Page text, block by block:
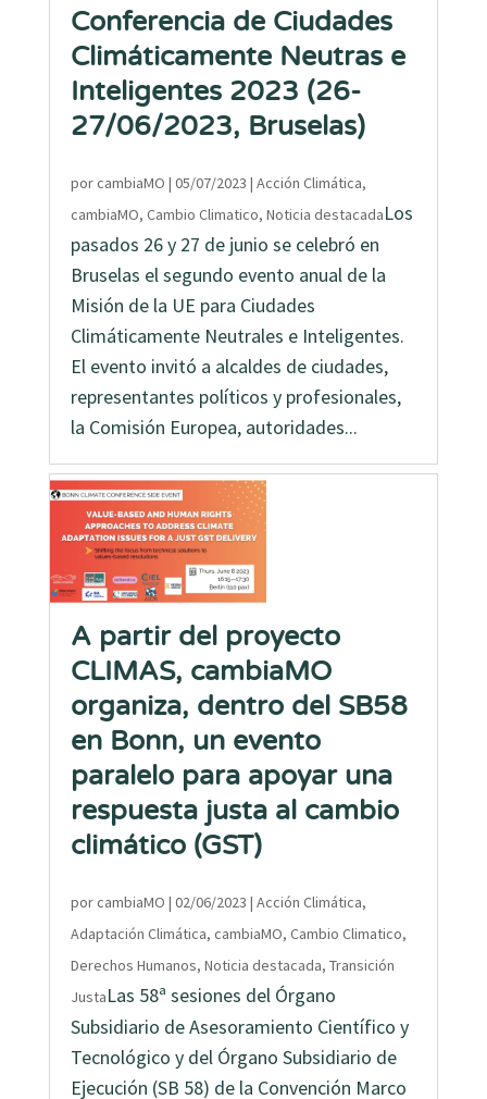
Conferencia de Ciudades
Climáticamente Neutras e
Inteligentes 2023 (26-
27/06/2023, Bruselas)
porcambiaMO | 05/07/2023 | Acción Climática,
cambiaMO, Cambio Climatico, Noticia destacadaLos
pasados 26 y 27 de junio se celebró en
Bruselas el segundo evento anual de la
Misión de la UE para Ciudades
Climáticamente Neutrales e Inteligentes.
El evento invitó a alcaldes de ciudades,
representantes políticos y profesionales,
la Comisión Europea, autoridades...
A partir del proyecto
CLIMAS, cambiaMO
organiza, dentro del SB58
en Bonn, un evento
paralelo para apoyar una
respuesta justa al cambio
climático (GST)
porcambiaMO | 02/06/2023 | Acción Climática,
Adaptación Climática, cambiaMO, Cambio Climatico,
Derechos Humanos, Noticia destacada, Transición
JustaLas 58ª sesiones del Órgano
Subsidiario de Asesoramiento Científico y
Tecnológico y del Órgano Subsidiario de
Ejecución (SB 58) de la Convención Marco